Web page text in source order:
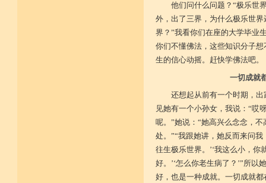
他们问什么问题？“极乐世
外，出了三界，为什么极乐世
界？”我看你们在座的大学毕业
你们不懂佛法，这些知识分子
生的信心动摇。赶快学佛法吧。
一切成就
还想起从前有一个时期，
见她有一个小孙女，我说：“哎
呢。”她说：“她高兴么念念，
处。”“我跟她讲，她反而来问我
往生极乐世界。’‘我这么小，你
好。’‘怎么你老生病了？’”所
好，也是一种成就。一切成就